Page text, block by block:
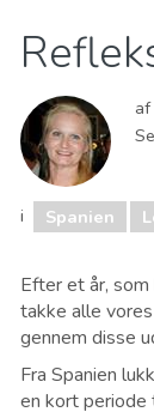
Børn og
Mad &
Natteliv &
Sport og
af
i Spanien
Efter et år,
takke alle
gennem disse
Fra Spanien
en kort periode